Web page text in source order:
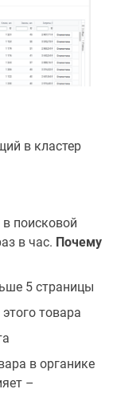
в кластер
поисковой
в час. Почему
5 страницы
товара
в органике
–